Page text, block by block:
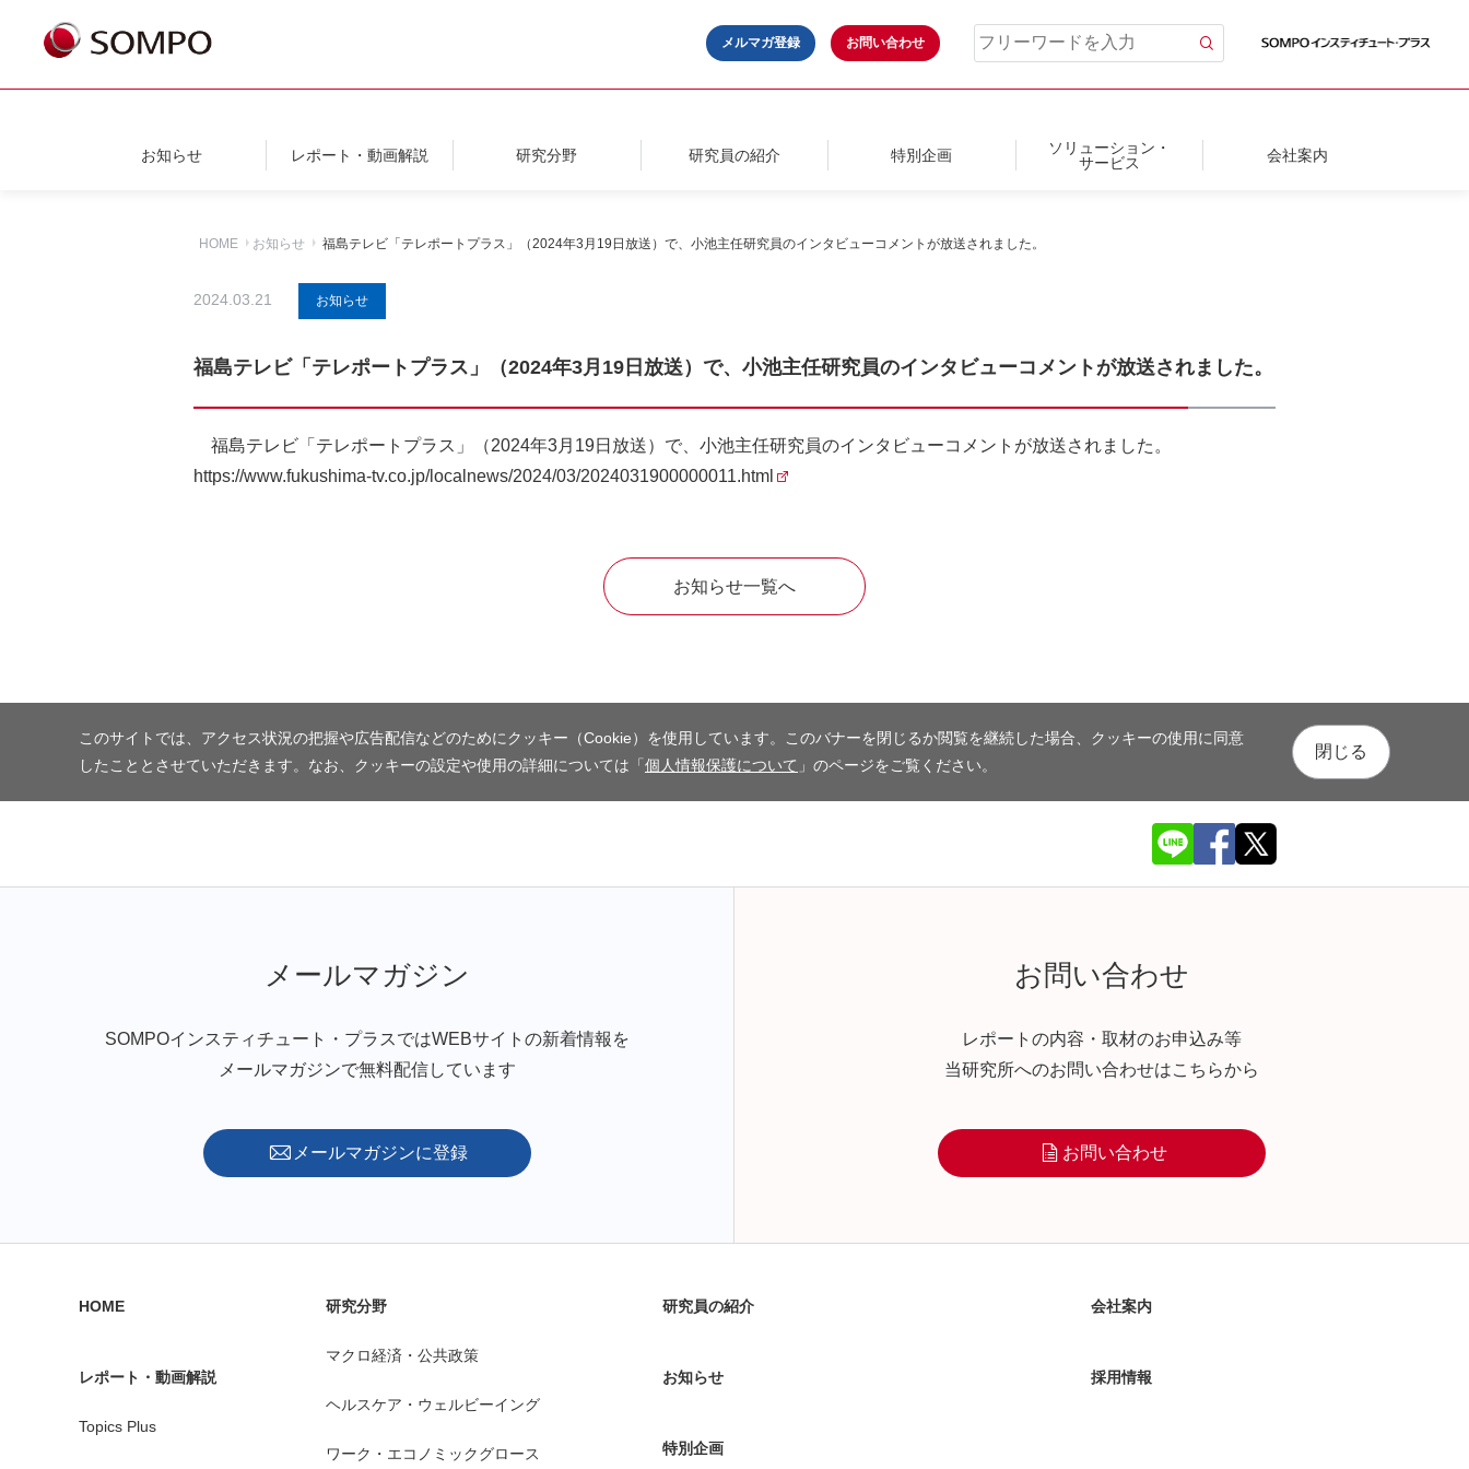
メルマガ登録 お問い合わせ
お知らせ レポート・動画解説 研究分野 研究員の紹介 特別企画
ソリューション・
サービス
会社案内
HOME お知らせ 福島テレビ「テレポートプラス」（2024年3月19日放送）で、小池主任研究員のインタビューコメントが放送されました。
2024.03.21 お知らせ
福島テレビ「テレポートプラス」（2024年3月19日放送）で、小池主任研究員のインタビューコメントが放送されました。
福島テレビ「テレポートプラス」（2024年3月19日放送）で、小池主任研究員のインタビューコメントが放送されました。
https://www.fukushima-tv.co.jp/localnews/2024/03/2024031900000011.html
お知らせ一覧へ
このサイトでは、アクセス状況の把握や広告配信などのためにクッキー（Cookie）を使用しています。このバナーを閉じるか閲覧を継続した場合、クッキーの使用に同意
したこととさせていただきます。なお、クッキーの設定や使用の詳細については「個人情報保護について 」のページをご覧ください。
閉じる
メールマガジン
SOMPOインスティチュート・プラスではWEBサイトの新着情報を
メールマガジンで無料配信しています
メールマガジンに登録
お問い合わせ
レポートの内容・取材のお申込み等
当研究所へのお問い合わせはこちらから
お問い合わせ
HOME
レポート・動画解説
Topics Plus
研究分野
マクロ経済・公共政策
ヘルスケア・ウェルビーイング
ワーク・エコノミックグロース
研究員の紹介
お知らせ
特別企画
会社案内
採用情報